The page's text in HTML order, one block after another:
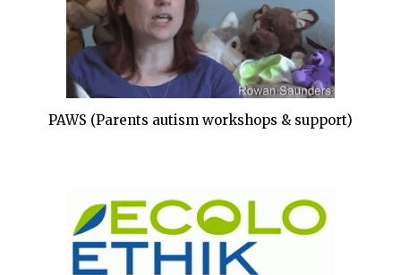
PAWS (Parents autism workshops & support)